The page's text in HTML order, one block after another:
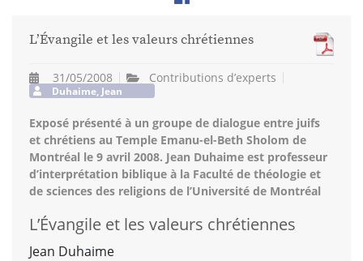
L’Évangile et les valeurs chrétiennes
31/05/2008 Contributions d’experts
Duhaime, Jean
Exposé présenté à un groupe de dialogue entre juifs
et chrétiens au Temple Emanu-el-Beth Sholom de
Montréal le 9 avril 2008. Jean Duhaime est professeur
d’interprétation biblique à la Faculté de théologie et
de sciences des religions de l’Université de Montréal
L’Évangile et les valeurs chrétiennes
Jean Duhaime